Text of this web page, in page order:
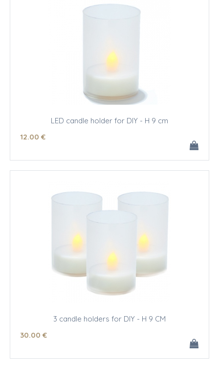
LED candle holder for DIY - H 9 cm
12.00 €
3 candle holders for DIY - H 9 CM
30.00 €